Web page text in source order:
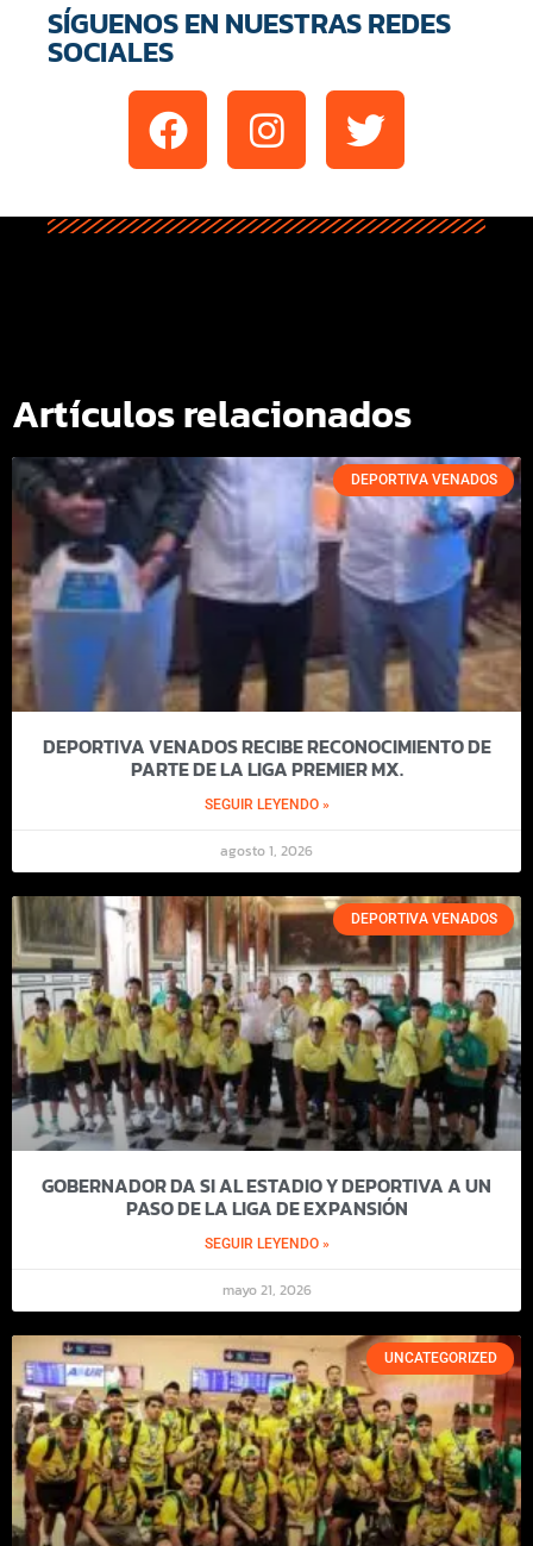
SÍGUENOS EN NUESTRAS REDES
SOCIALES
Artículos relacionados
DEPORTIVA VENADOS
DEPORTIVA VENADOS RECIBE RECONOCIMIENTO DE
PARTE DE LA LIGA PREMIER MX.
SEGUIR LEYENDO »
agosto 1, 2026
DEPORTIVA VENADOS
GOBERNADOR DA SI AL ESTADIO Y DEPORTIVA A UN
PASO DE LA LIGA DE EXPANSIÓN
SEGUIR LEYENDO »
mayo 21, 2026
UNCATEGORIZED